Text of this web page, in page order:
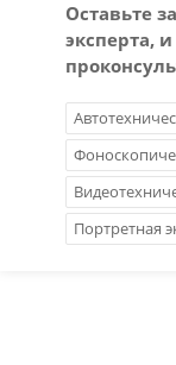
Оставьте
эксперта,
Портретная